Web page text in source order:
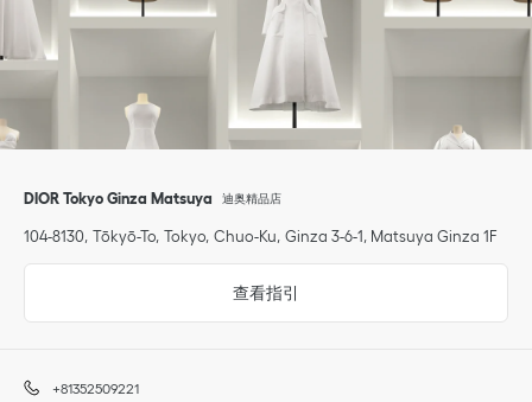
DIOR Tokyo Ginza Matsuya 迪奥精品店
104-8130 Tōkyō-To Tokyo Chuo-Ku Ginza 3-6-1 , Matsuya Ginza 1F
查看指引
+81352509221